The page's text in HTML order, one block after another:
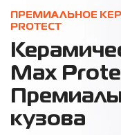
ПРЕМИАЛЬНОЕ
PROTECT
Max
кузова